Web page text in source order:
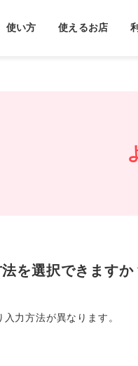
使い方 使えるお店
を選択できますか
力方法が異なります。